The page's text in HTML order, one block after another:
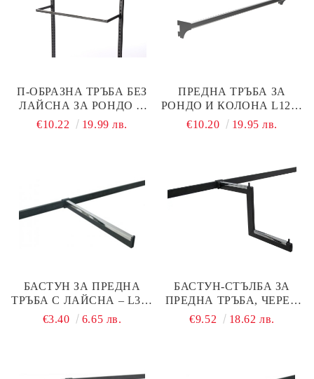
П-ОБРАЗНА ТРЪБА БЕЗ
ЛАЙСНА ЗА РОНДО И
КОЛОНА L900 ММ
€10.22 19.99 лв.
ПРЕДНА ТРЪБА ЗА
РОНДО И КОЛОНА L1200
ММ ЧЕРЕН МАТ
€10.20 19.95 лв.
БАСТУН ЗА ПРЕДНА
ТРЪБА С ЛАЙСНА – L350
ММ, ЧЕРЕН
€3.40 6.65 лв.
БАСТУН-СТЪЛБА ЗА
ПРЕДНА ТРЪБА, ЧЕРЕН
МАТ
€9.52 18.62 лв.